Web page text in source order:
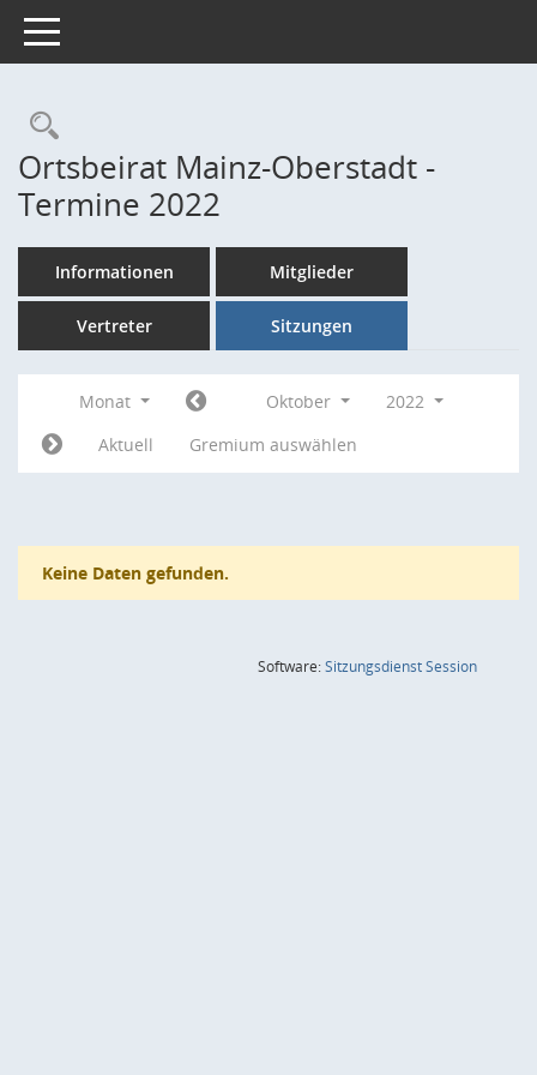
Toggle navigation
Rechercheauswahl
Ortsbeirat Mainz-Oberstadt -
Termine 2022
Informationen Mitglieder
Vertreter Sitzungen
Monat Oktober
2022
Aktuell
Gremium auswählen
Keine Daten gefunden.
Software:SitzungsdienstSession(Wird in